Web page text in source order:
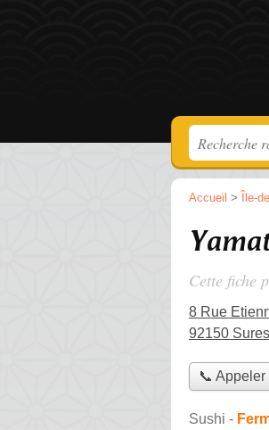
Accueil > Île-
Cette fiche
8 Rue
92150
📞
Sushi -